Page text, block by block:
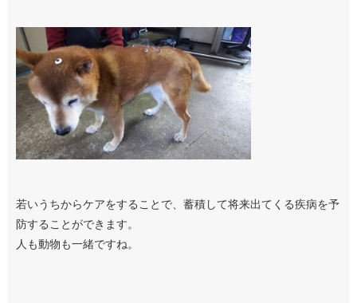
若いうちからケアをすることで、蓄積して将来出てくる疾病を予
防することができます。
人も動物も一緒ですね。